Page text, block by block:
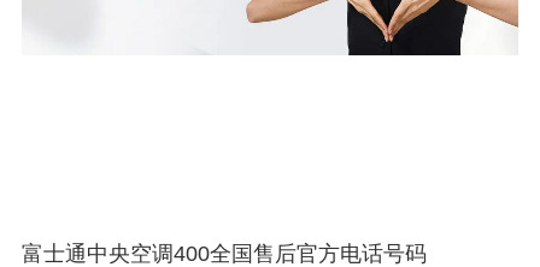
富士通中央空调400全国售后官方电话号码